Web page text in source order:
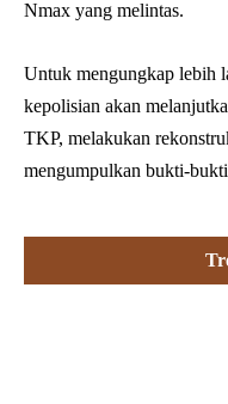
Nmax yang melintas.
Untuk mengungkap lebih
kepolisian akan
TKP, melakukan
mengumpulkan bukti-